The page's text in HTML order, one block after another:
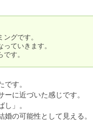
グです。
ていきます。
す。
す。
に近づいた感じです。
」。
の可能性として見える。